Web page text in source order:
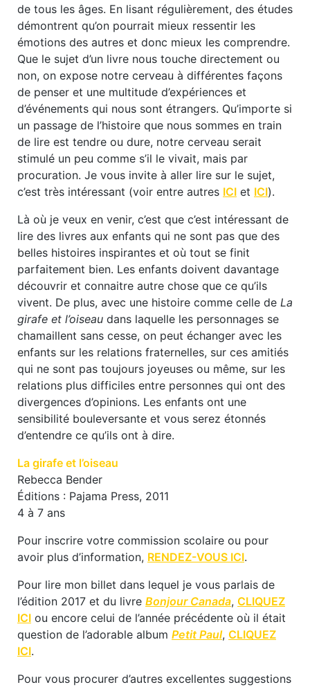
de tous les âges. En lisant régulièrement, des études
démontrent qu’on pourrait mieux ressentir les
émotions des autres et donc mieux les comprendre.
Que le sujet d’un livre nous touche directement ou
non, on expose notre cerveau à différentes façons
de penser et une multitude d’expériences et
d’événements qui nous sont étrangers. Qu’importe si
un passage de l’histoire que nous sommes en train
de lire est tendre ou dure, notre cerveau serait
stimulé un peu comme s’il le vivait, mais par
procuration. Je vous invite à aller lire sur le sujet,
c’est très intéressant (voir entre autres ICI et ICI).
Là où je veux en venir, c’est que c’est intéressant de
lire des livres aux enfants qui ne sont pas que des
belles histoires inspirantes et où tout se finit
parfaitement bien. Les enfants doivent davantage
découvrir et connaitre autre chose que ce qu’ils
vivent. De plus, avec une histoire comme celle de La
girafe et l’oiseau dans laquelle les personnages se
chamaillent sans cesse, on peut échanger avec les
enfants sur les relations fraternelles, sur ces amitiés
qui ne sont pas toujours joyeuses ou même, sur les
relations plus difficiles entre personnes qui ont des
divergences d’opinions. Les enfants ont une
sensibilité bouleversante et vous serez étonnés
d’entendre ce qu’ils ont à dire.
La girafe et l’oiseau
Rebecca Bender
Éditions : Pajama Press, 2011
4 à 7 ans
Pour inscrire votre commission scolaire ou pour
avoir plus d’information, RENDEZ-VOUS ICI.
Pour lire mon billet dans lequel je vous parlais de
l’édition 2017 et du livre Bonjour Canada, CLIQUEZ
ICI ou encore celui de l’année précédente où il était
question de l’adorable album Petit Paul, CLIQUEZ
ICI.
Pour vous procurer d’autres excellentes suggestions